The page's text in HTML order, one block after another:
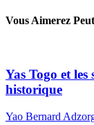
Vous Aimerez
Yas Togo et
historique
Yao Bernard